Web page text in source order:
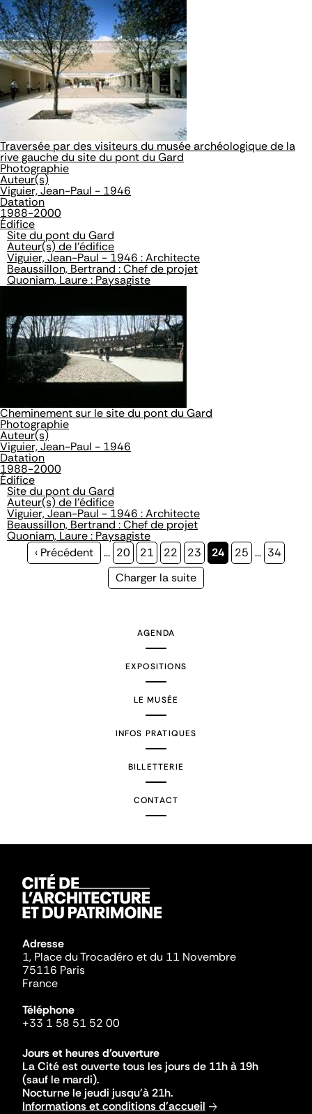
Traversée par des visiteurs du musée archéologique de la
rive gauche du site du pont du Gard
Photographie
Auteur(s)
Viguier, Jean-Paul - 1946
Datation
1988-2000
Édifice
Site du pont du Gard
Auteur(s) de l'édifice
Viguier, Jean-Paul - 1946 : Architecte
Beaussillon, Bertrand : Chef de projet
Quoniam, Laure : Paysagiste
Cheminement sur le site du pont du Gard
Photographie
Auteur(s)
Viguier, Jean-Paul - 1946
Datation
1988-2000
Édifice
Site du pont du Gard
Auteur(s) de l'édifice
Viguier, Jean-Paul - 1946 : Architecte
Beaussillon, Bertrand : Chef de projet
Quoniam, Laure : Paysagiste
Page
‹ Précédent … Page
20 Page
21 Page
22 Page
23
Page
24 Page
25 … Page
34
Page
Charger la suite
AGENDA
EXPOSITIONS
LE MUSÉE
INFOS PRATIQUES
BILLETTERIE
CONTACT
Adresse
1, Place du Trocadéro et du 11 Novembre
75116 Paris
France
Téléphone
+33 1 58 51 52 00
Jours et heures d'ouverture
La Cité est ouverte tous les jours de 11h à 19h
(sauf le mardi).
Nocturne le jeudi jusqu'à 21h.
Informations et conditions d'accueil